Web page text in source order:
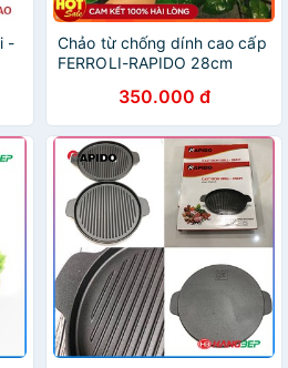
-
Chảo từ chống dính cao cấp
FERROLI-RAPIDO 28cm
350.000 đ